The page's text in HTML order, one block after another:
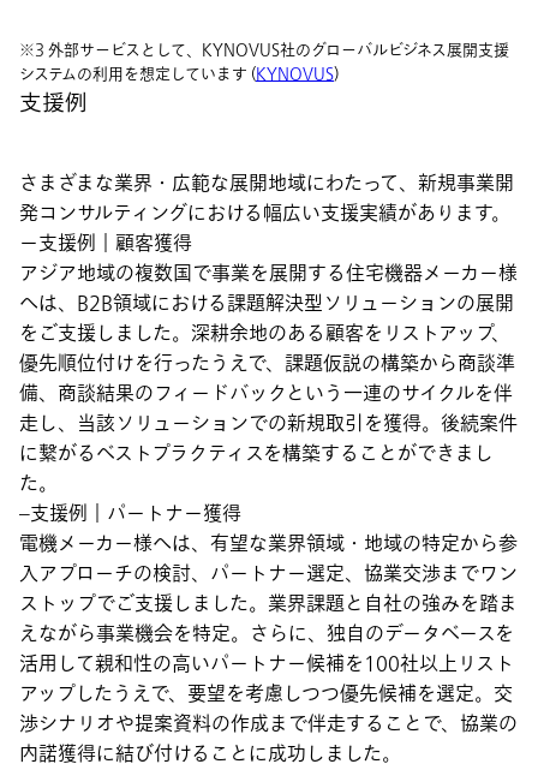
※3 外部サービスとして、KYNOVUS社のグローバルビジネス展開支援
システムの利用を想定しています (KYNOVUS)
支援例
さまざまな業界・広範な展開地域にわたって、新規事業開
発コンサルティングにおける幅広い支援実績があります。
ー支援例｜顧客獲得
アジア地域の複数国で事業を展開する住宅機器メーカー様
へは、B2B領域における課題解決型ソリューションの展開
をご支援しました。深耕余地のある顧客をリストアップ、
優先順位付けを行ったうえで、課題仮説の構築から商談準
備、商談結果のフィードバックという一連のサイクルを伴
走し、当該ソリューションでの新規取引を獲得。後続案件
に繋がるベストプラクティスを構築することができまし
た。
–支援例｜パートナー獲得
電機メーカー様へは、有望な業界領域・地域の特定から参
入アプローチの検討、パートナー選定、協業交渉までワン
ストップでご支援しました。業界課題と自社の強みを踏ま
えながら事業機会を特定。さらに、独自のデータベースを
活用して親和性の高いパートナー候補を100社以上リスト
アップしたうえで、要望を考慮しつつ優先候補を選定。交
渉シナリオや提案資料の作成まで伴走することで、協業の
内諾獲得に結び付けることに成功しました。